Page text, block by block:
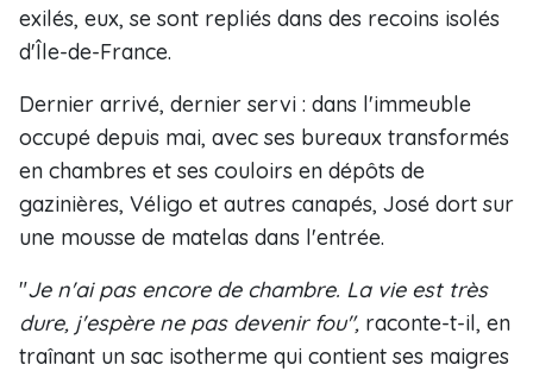
exilés, eux, se sont repliés dans des recoins isolés
d'Île-de-France.
Dernier arrivé, dernier servi : dans l'immeuble
occupé depuis mai, avec ses bureaux transformés
en chambres et ses couloirs en dépôts de
gazinières, Véligo et autres canapés, José dort sur
une mousse de matelas dans l'entrée.
"Je n'ai pas encore de chambre. La vie est très
dure, j'espère ne pas devenir fou", raconte-t-il, en
traînant un sac isotherme qui contient ses maigres